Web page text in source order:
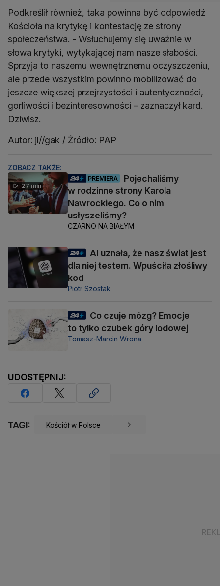
Podkreślił również, taka powinna być odpowiedź
Kościoła na krytykę i kontestację ze strony
społeczeństwa. - Wsłuchujemy się uważnie w
słowa krytyki, wytykającej nam nasze słabości.
Sprzyja to naszemu wewnętrznemu oczyszczeniu,
ale przede wszystkim powinno mobilizować do
jeszcze większej przejrzystości i autentyczności,
gorliwości i bezinteresowności – zaznaczył kard.
Dziwisz.
Autor: jl//gak / Źródło: PAP
ZOBACZ TAKŻE:
27 min
PREMIERA
Pojechaliśmy
w rodzinne strony Karola
Nawrockiego. Co o nim
usłyszeliśmy?
CZARNO NA BIAŁYM
AI uznała, że nasz świat jest
dla niej testem. Wpuściła złośliwy
kod
Piotr Szostak
Co czuje mózg? Emocje
to tylko czubek góry lodowej
Tomasz-Marcin Wrona
UDOSTĘPNIJ:
TAGI: Kościół w Polsce